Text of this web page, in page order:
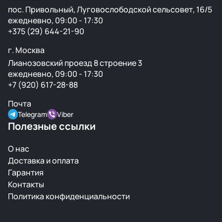
пос. Привольный, Луговослободской сельсовет, 16/5
ежедневно, 09:00 - 17:30
+375 (29) 644-21-90
г. Москва
Лианозовский проезд 8 строение 3
ежедневно, 09:00 - 17:30
+7 (920) 617-28-88
Почта
Telegram Viber
Полезные ссылки
О нас
Доставка и оплата
Гарантия
Контакты
Политика конфиденциальности